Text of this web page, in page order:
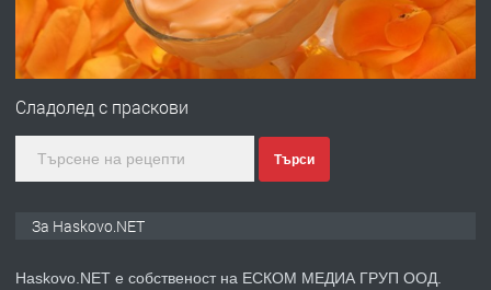
преди 4 дни
ПРЕДЛАГА
ПРОСТОРЕН ТРИСТАЕН
КУБА
Сладолед с праскови
Търси
За Haskovo.NET
Haskovo.NET е собственост на ЕСКОМ МЕДИА ГРУП ООД.